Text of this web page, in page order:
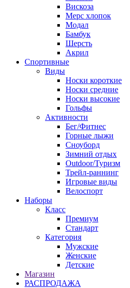
Вискоза
Мерс хлопок
Модал
Бамбук
Шерсть
Акрил
Спортивные
Виды
Носки короткие
Носки средние
Носки высокие
Гольфы
Активности
Бег/Фитнес
Горные лыжи
Сноуборд
Зимний отдых
Outdoor/Туризм
Трейл-раннинг
Игровые виды
Велоспорт
Наборы
Класс
Премиум
Стандарт
Категория
Мужские
Женские
Детские
Магазин
РАСПРОДАЖА